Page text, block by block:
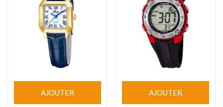
AJOUTER AJOUTER